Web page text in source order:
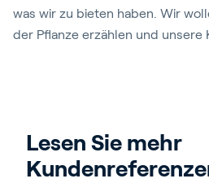
was wir zu bieten haben. Wir
der Pflanze erzählen und unsere
Lesen Sie mehr